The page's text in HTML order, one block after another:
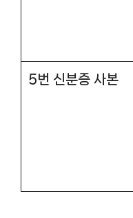
5번 신분증 사본